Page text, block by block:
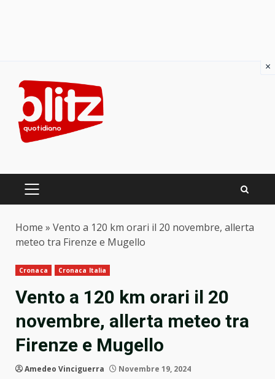
content
PRIMARY
Home » Vento a 120 km orari il 20 novembre, allerta
meteo tra Firenze e Mugello
Cronaca Cronaca Italia
Vento a 120 km orari il 20
novembre, allerta meteo tra
Firenze e Mugello
Amedeo Vinciguerra Novembre 19, 2024
×